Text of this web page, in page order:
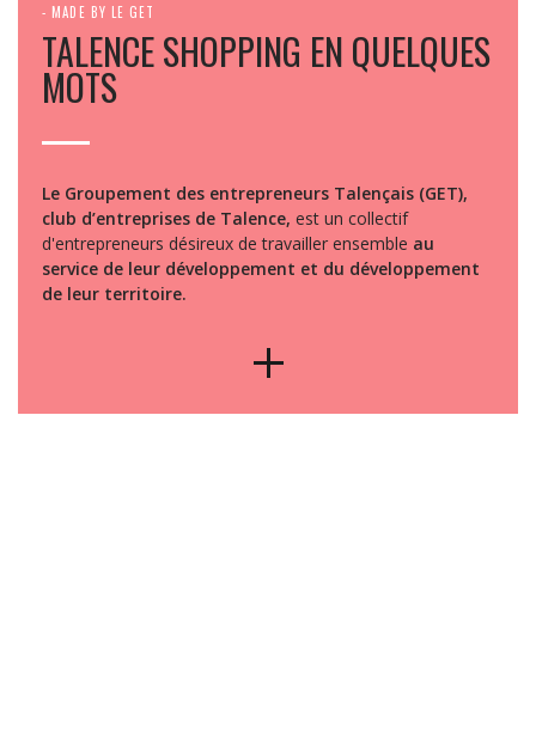
- MADE BY LE GET
TALENCE SHOPPING EN QUELQUES
MOTS
Le Groupement des entrepreneurs Talençais (GET),
club d’entreprises de Talence, est un collectif
d'entrepreneurs désireux de travailler ensemble au
service de leur développement et du développement
de leur territoire.